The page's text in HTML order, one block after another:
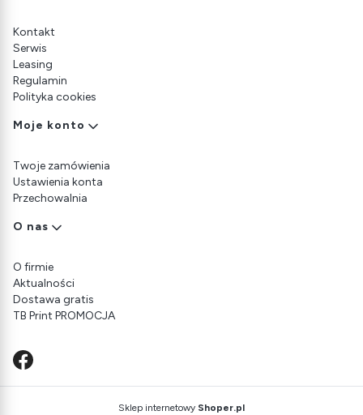
Kontakt
Serwis
Leasing
Regulamin
Polityka cookies
Moje konto
Twoje zamówienia
Ustawienia konta
Przechowalnia
O nas
O firmie
Aktualności
Dostawa gratis
TB Print PROMOCJA
Sklep internetowy Shoper.pl